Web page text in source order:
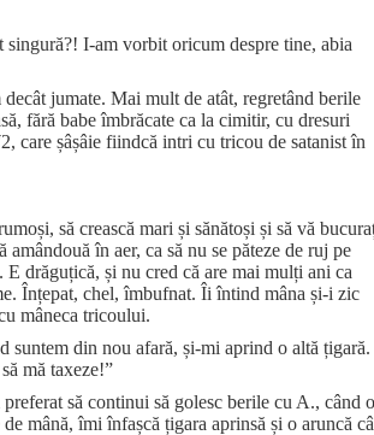
I-am vorbit oricum despre tine, abia
jumate. Mai mult de atât, regretând berile
fără babe îmbrăcate ca la cimitir, cu dresuri
care șâșâie fiindcă intri cu tricou de satanist în
să crească mari și sănătoși și să vă
în aer, ca să nu se păteze de ruj pe
drăguțică, și nu cred că are mai mulți ani ca
Înțepat, chel, îmbufnat. Îi întind mâna și-i zic
mâneca tricoului.
suntem din nou afară, și-mi aprind o altă țigară.
mă taxeze!”
să continui să golesc berile cu A., când o
mână, îmi înfașcă țigara aprinsă și o aruncă